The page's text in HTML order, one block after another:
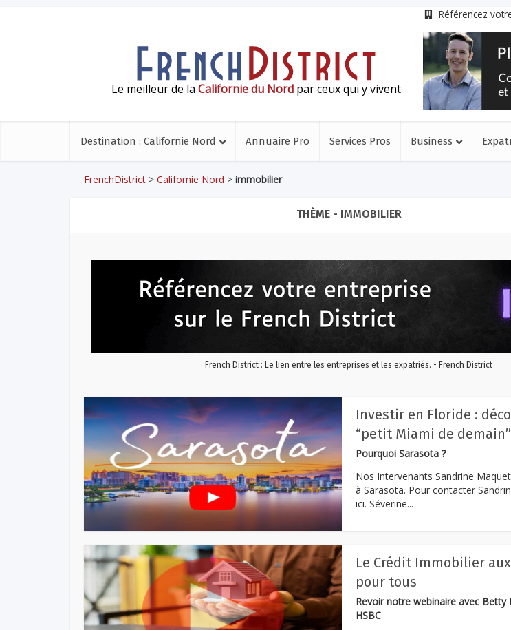
Référencez
Le meilleur de la Californie du Nord par ceux qui y vivent
Destination : Californie Nord Annuaire Pro Services Pros Business
FrenchDistrict > Californie Nord > immobilier
THÈME - IMMOBILIER
French District : Le lien entre les entreprises et les expatriés. - French District
Investir en Floride :
“petit Miami de demain”
Pourquoi Sarasota ?
Nos Intervenants Sandrine
à Sarasota. Pour contacter
ici. Séverine...
Le Crédit Immobilier
pour tous
Revoir notre webinaire avec Betty
HSBC